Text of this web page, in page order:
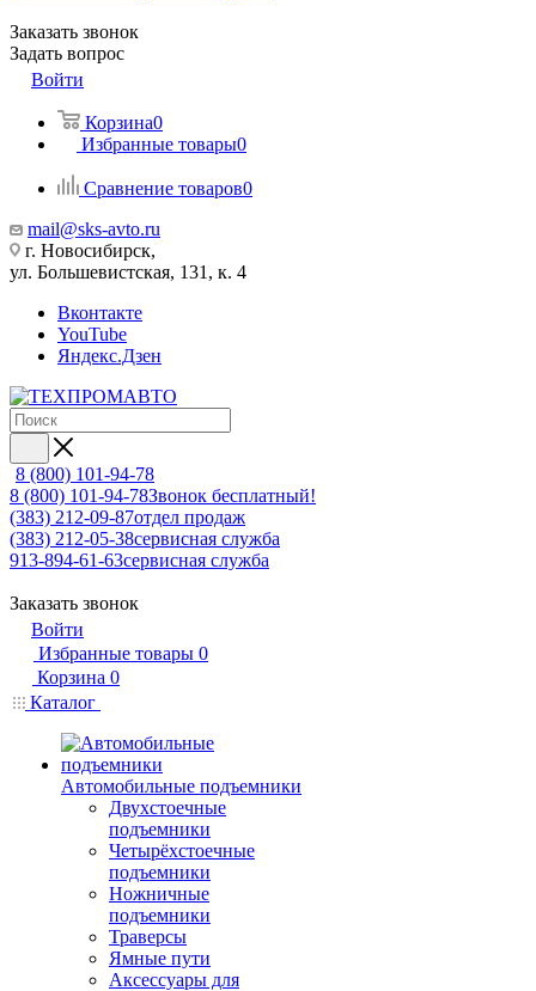
Заказать звонок
Задать вопрос
Войти
Корзина0
Избранные товары0
Сравнение товаров0
mail@sks-avto.ru
г. Новосибирск,
ул. Большевистская, 131, к. 4
Вконтакте
YouTube
Яндекс.Дзен
8 (800) 101-94-78
8 (800) 101-94-78Звонок бесплатный!
(383) 212-09-87отдел продаж
(383) 212-05-38сервисная служба
913-894-61-63сервисная служба
Заказать звонок
Войти
Избранные товары 0
Корзина 0
Каталог
Автомобильные подъемники
Двухстоечные
подъемники
Четырёхстоечные
подъемники
Ножничные
подъемники
Траверсы
Ямные пути
Аксессуары для